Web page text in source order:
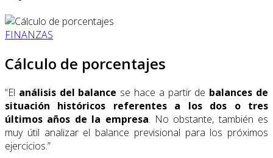
FINANZAS
Cálculo de porcentajes
“El análisis del balance se hace a partir de balances de
si­tuación históricos referentes a los dos o tres
últimos años de la empresa. No obstante, también es
muy útil analizar el ba­lance previsional para los próximos
ejercicios.”